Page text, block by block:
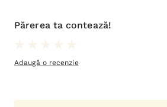
Părerea ta contează!
Adaugă o recenzie